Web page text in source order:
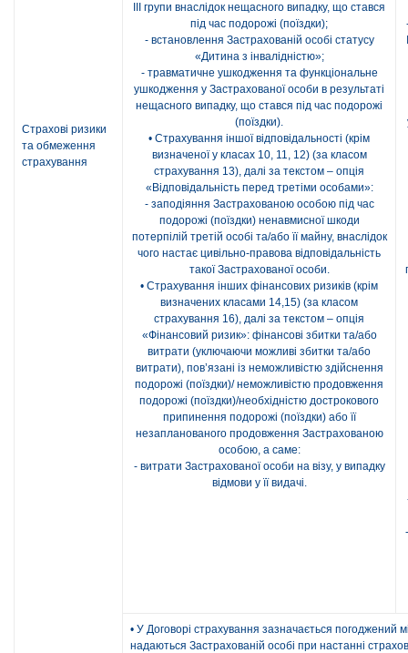
Страхові ризики
та обмеження
страхування
ІІІ групи внаслідок нещасного випадку, що стався
під час подорожі (поїздки);
- встановлення Застрахованій особі статусу
«Дитина з інвалідністю»;
- травматичне ушкодження та функціональне
ушкодження у Застрахованої особи в результаті
нещасного випадку, що стався під час подорожі
(поїздки).
• Страхування іншої відповідальності (крім
визначеної у класах 10, 11, 12) (за класом
страхування 13), далі за текстом – опція
«Відповідальність перед третіми особами»:
- заподіяння Застрахованою особою під час
подорожі (поїздки) ненавмисної шкоди
потерпілій третій особі та/або її майну, внаслідок
чого настає цивільно-правова відповідальність
такої Застрахованої особи.
• Страхування інших фінансових ризиків (крім
визначених класами 14,15) (за класом
страхування 16), далі за текстом – опція
«Фінансовий ризик»: фінансові збитки та/або
витрати (уключаючи можливі збитки та/або
витрати), пов’язані із неможливістю здійснення
подорожі (поїздки)/ неможливістю продовження
подорожі (поїздки)/необхідністю дострокового
припинення подорожі (поїздки) або її
незапланованого продовження Застрахованою
особою, а саме:
- витрати Застрахованої особи на візу, у випадку
відмови у її видачі.
• У Договорі страхування зазначається
надаються Застрахованій особі при настанні